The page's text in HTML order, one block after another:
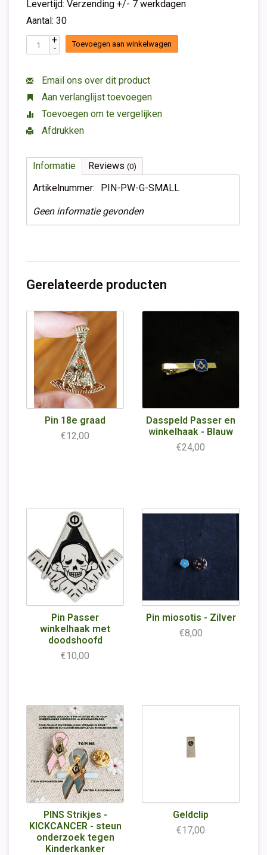
Levertijd: Verzending +/- 7 werkdagen
Aantal: 30
+
- Toevoegen aan winkelwagen
Email ons over dit product
Aan verlanglijst toevoegen
Toevoegen om te vergelijken
Afdrukken
Informatie Reviews (0)
Artikelnummer: PIN-PW-G-SMALL
Geen informatie gevonden
Gerelateerde producten
Pin 18e graad
€12,00
Dasspeld Passer en
winkelhaak - Blauw
€24,00
Pin Passer
winkelhaak met
doodshoofd
€10,00
Pin miosotis - Zilver
€8,00
PINS Strikjes -
KICKCANCER - steun
onderzoek tegen
Kinderkanker
Geldclip
€17,00